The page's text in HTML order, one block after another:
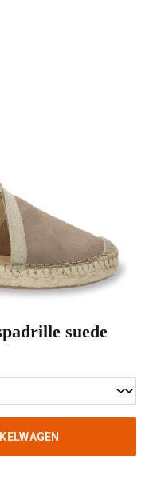
suede